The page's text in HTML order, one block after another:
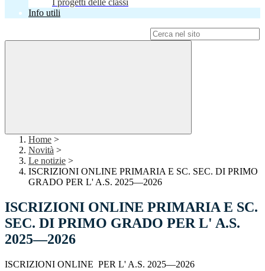
I progetti delle classi
Info utili
Home >
Novità >
Le notizie >
ISCRIZIONI ONLINE PRIMARIA E SC. SEC. DI PRIMO
GRADO PER L' A.S. 2025—2026
ISCRIZIONI ONLINE PRIMARIA E SC.
SEC. DI PRIMO GRADO PER L' A.S.
2025—2026
ISCRIZIONI ONLINE PER L' A.S. 2025—2026